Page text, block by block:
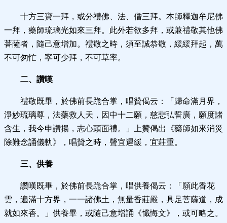
十方三寶一拜，或分禮佛、法、僧三拜。本師釋迦牟尼佛
一拜，藥師琉璃光如來三拜。此外若欲多拜，或兼禮敬其他佛
菩薩者，隨己意增加。禮敬之時，須至誠恭敬，緩緩拜起，萬
不可匆忙，寧可少拜，不可草率。
二、讚嘆
禮敬既畢，於佛前長跪合掌，唱贊偈云：「歸命滿月界，
淨妙琉璃尊，法藥救人天，因中十二願，慈悲弘誓廣，願度諸
含生，我今申讚揚，志心頭面禮。」上贊偈出《藥師如來消災
除難念誦儀軌》，唱贊之時，聲宜遲緩，宜莊重。
三、供養
讚嘆既畢，於佛前長跪合掌，唱供養偈云：「願此香花
雲，遍滿十方界，一一諸佛土，無量香莊嚴，具足菩薩道，成
就如來香。」供養畢，或隨己意增誦《懺悔文》，或可略之。